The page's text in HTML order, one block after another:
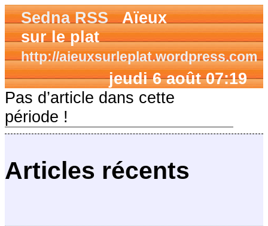
Sedna RSSAïeux
sur le plat
http://aieuxsurleplat.wordpress.com
jeudi 6 août 07:19
Articles récents
Pas d’article dans cette
période !